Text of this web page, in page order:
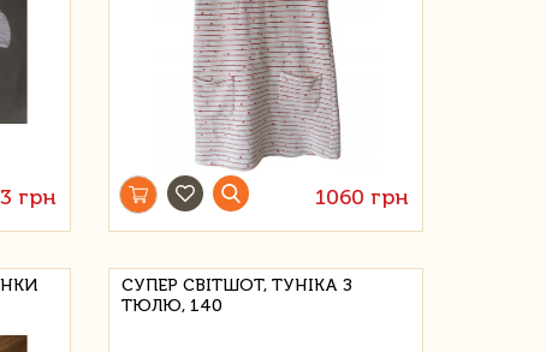
грн 1060 грн
СУПЕР СВІТШОТ, ТУНІКА З
ТЮЛЮ, 140